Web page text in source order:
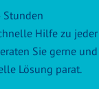
Stunden
Hilfe zu jeder
Sie gerne und
Lösung parat.